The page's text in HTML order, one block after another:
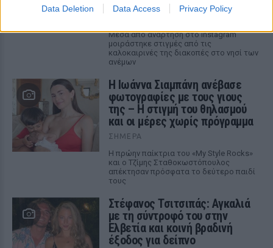
Data Deletion Data Access Privacy Policy
Μέσα από ανάρτηση στο Instagram
μοιράστηκε στιγμές από τις
καλοκαιρινές της διακοπές στο νησί των
ανέμων
H Ιωάννα Σιαμπάνη ανέβασε
φωτογραφίες με τους γιους
της – Η στιγμή του θηλασμού
και οι μέρες χωρίς πρόγραμμα
ΣΉΜΕΡΑ
Η πρώην παίκτρια του «My Style Rocks»
και ο Τζίμης Σταθοκωστόπουλος
απέκτησαν πρόσφατα το δεύτερο παιδί
τους
Στέφανος Τσιτσιπάς: Αγκαλιά
με τη σύντροφό του στην
Ελβετία και κοινή βραδινή
έξοδος για δείπνο